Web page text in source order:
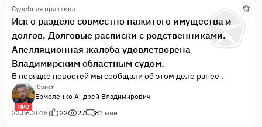
перевесила законопослушание.
Судебная практика
Иск о разделе совместно нажитого имущества и
долгов. Долговые расписки с родственниками.
Апелляционная жалоба удовлетворена
Владимирским областным судом.
В порядке новостей мы сообщали об этом деле ранее .
ПРО
Юрист
Ермоленко Андрей Владимирович
22.06.2015
22 27 81 мин